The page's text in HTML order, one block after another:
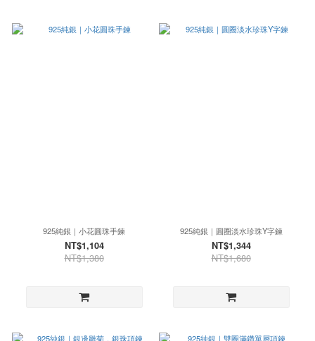
925純銀｜小花圓珠手鍊
NT$1,104
NT$1,380
925純銀｜圓圈淡水珍珠Y字鍊
NT$1,344
NT$1,680